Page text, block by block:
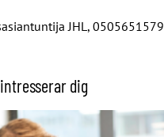
JHL, 0505651579
dig